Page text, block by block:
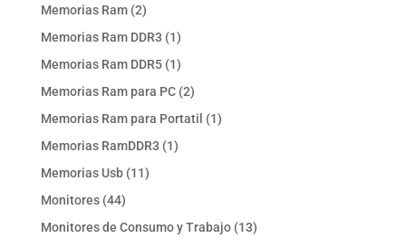
Memorias Ram 22
productos
Memorias Ram DDR3 11
producto
Memorias Ram DDR5 11
producto
Memorias Ram para PC 22
productos
Memorias Ram para Portatil 11
Memorias RamDDR3 11
Memorias Usb 1111
Monitores 4444
productos
Monitores de Consumo y Trabajo 1313